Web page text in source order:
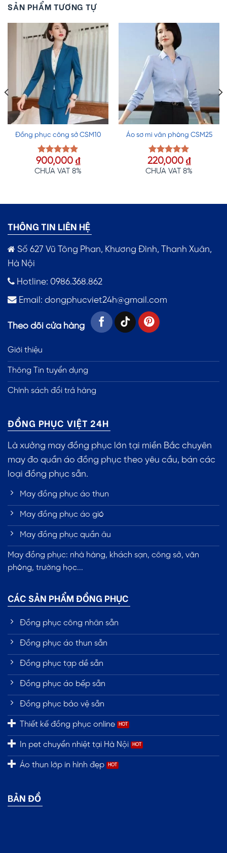
SẢN PHẨM TƯƠNG TỰ
Đồng phục công sở CSM10
Được xếp
hạng5.00
900,000 ₫
CHƯA VAT 8%
Áo sơ mi văn phòng CSM25
Được xếp
hạng5.00
220,000 ₫
CHƯA VAT 8%
THÔNG TIN LIÊN HỆ
Số 627 Vũ Tông Phan, Khương Đình, Thanh Xuân,
Hà Nội
Hotline: 0986.368.862
Email: dongphucviet24h@gmail.com
Theo dõi cửa hàng
Giới thiệu
Thông Tin tuyển dụng
Chính sách đổi trả hàng
ĐỒNG PHỤC VIỆT 24H
Là xưởng may đồng phục lớn tại miền Bắc chuyên
may đo quần áo đồng phục theo yêu cầu, bán các
loại đồng phục sẵn.
May đồng phục áo thun
May đồng phục áo gió
May đồng phục quần âu
May đồng phục: nhà hàng, khách sạn, công sở, văn
phòng, trường học...
CÁC SẢN PHẨM ĐỒNG PHỤC
Đồng phục công nhân sẵn
Đồng phục áo thun sẵn
Đồng phục tạp dề sẵn
Đồng phục áo bếp sẵn
Đồng phục bảo vệ sẵn
Thiết kế đồng phục online
In pet chuyển nhiệt tại Hà Nội
Áo thun lớp in hình đẹp
BẢN ĐỒ